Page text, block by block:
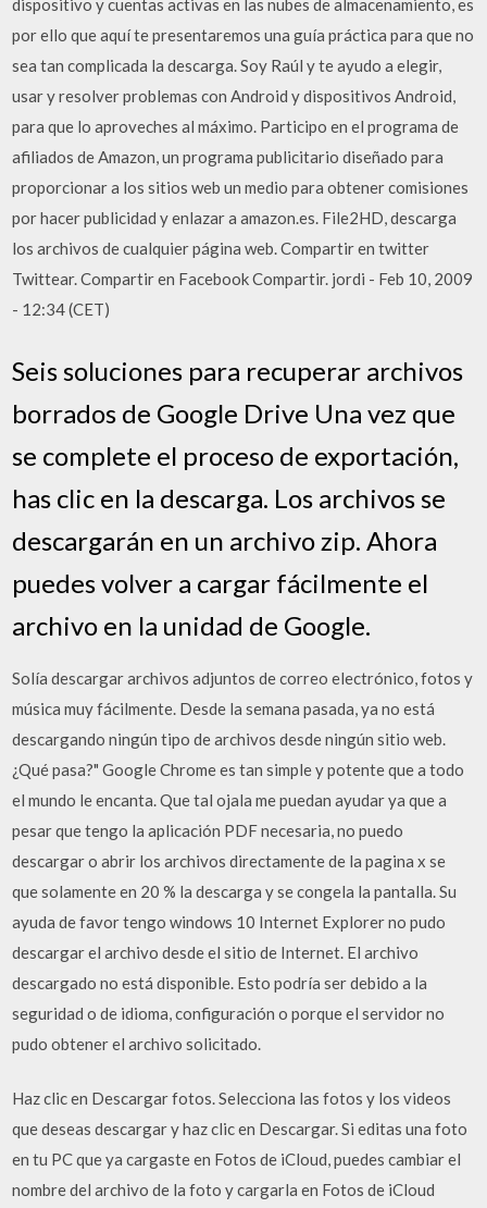
dispositivo y cuentas activas en las nubes de almacenamiento, es
por ello que aquí te presentaremos una guía práctica para que no
sea tan complicada la descarga. Soy Raúl y te ayudo a elegir,
usar y resolver problemas con Android y dispositivos Android,
para que lo aproveches al máximo. Participo en el programa de
afiliados de Amazon, un programa publicitario diseñado para
proporcionar a los sitios web un medio para obtener comisiones
por hacer publicidad y enlazar a amazon.es. File2HD, descarga
los archivos de cualquier página web. Compartir en twitter
Twittear. Compartir en Facebook Compartir. jordi - Feb 10, 2009
- 12:34 (CET)
Seis soluciones para recuperar archivos
borrados de Google Drive Una vez que
se complete el proceso de exportación,
has clic en la descarga. Los archivos se
descargarán en un archivo zip. Ahora
puedes volver a cargar fácilmente el
archivo en la unidad de Google.
Solía descargar archivos adjuntos de correo electrónico, fotos y
música muy fácilmente. Desde la semana pasada, ya no está
descargando ningún tipo de archivos desde ningún sitio web.
¿Qué pasa?" Google Chrome es tan simple y potente que a todo
el mundo le encanta. Que tal ojala me puedan ayudar ya que a
pesar que tengo la aplicación PDF necesaria, no puedo
descargar o abrir los archivos directamente de la pagina x se
que solamente en 20 % la descarga y se congela la pantalla. Su
ayuda de favor tengo windows 10 Internet Explorer no pudo
descargar el archivo desde el sitio de Internet. El archivo
descargado no está disponible. Esto podría ser debido a la
seguridad o de idioma, configuración o porque el servidor no
pudo obtener el archivo solicitado.
Haz clic en Descargar fotos. Selecciona las fotos y los videos
que deseas descargar y haz clic en Descargar. Si editas una foto
en tu PC que ya cargaste en Fotos de iCloud, puedes cambiar el
nombre del archivo de la foto y cargarla en Fotos de iCloud